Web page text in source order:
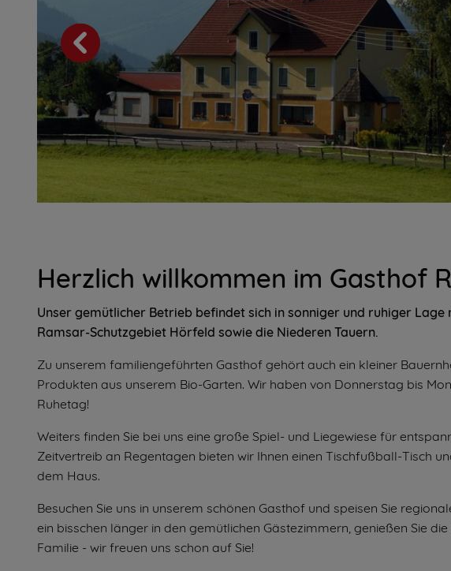
Herzlich willkommen im Gasthof
Unser gemütlicher Betrieb befindet sich in sonniger und ruhiger
Ramsar-Schutzgebiet Hörfeld sowie die Niederen Tauern.
Zu unserem familiengeführten Gasthof gehört auch ein kleiner
Produkten aus unserem Bio-Garten. Wir haben von Donnerstag bis
Ruhetag!
Weiters finden Sie bei uns eine große Spiel- und Liegewiese für
Zeitvertreib an Regentagen bieten wir Ihnen einen Tischfußball-Tisch
dem Haus.
Besuchen Sie uns in unserem schönen Gasthof und speisen Sie
ein bisschen länger in den gemütlichen Gästezimmern, genießen Sie
Familie - wir freuen uns schon auf Sie!